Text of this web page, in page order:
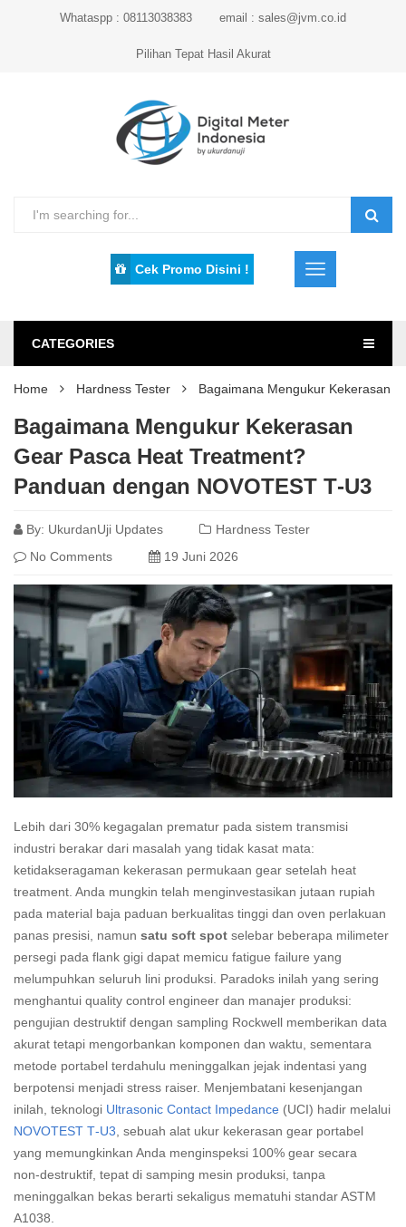
Whataspp : 08113038383 email : sales@jvm.co.id
Pilihan Tepat Hasil Akurat
Cek Promo Disini !
CATEGORIES
Home Hardness Tester Bagaimana Mengukur Kekerasan
Bagaimana Mengukur Kekerasan
Gear Pasca Heat Treatment?
Panduan dengan NOVOTEST T‑U3
By: UkurdanUji Updates
Hardness Tester
No Comments
19 Juni 2026
Lebih dari 30% kegagalan prematur pada sistem transmisi
industri berakar dari masalah yang tidak kasat mata:
ketidakseragaman kekerasan permukaan gear setelah heat
treatment. Anda mungkin telah menginvestasikan jutaan rupiah
pada material baja paduan berkualitas tinggi dan oven perlakuan
panas presisi, namun satu soft spot selebar beberapa milimeter
persegi pada flank gigi dapat memicu fatigue failure yang
melumpuhkan seluruh lini produksi. Paradoks inilah yang sering
menghantui quality control engineer dan manajer produksi:
pengujian destruktif dengan sampling Rockwell memberikan data
akurat tetapi mengorbankan komponen dan waktu, sementara
metode portabel terdahulu meninggalkan jejak indentasi yang
berpotensi menjadi stress raiser. Menjembatani kesenjangan
inilah, teknologi Ultrasonic Contact Impedance (UCI) hadir melalui
NOVOTEST T‑U3 , sebuah alat ukur kekerasan gear portabel
yang memungkinkan Anda menginspeksi 100% gear secara
non‑destruktif, tepat di samping mesin produksi, tanpa
meninggalkan bekas berarti sekaligus mematuhi standar ASTM
A1038.